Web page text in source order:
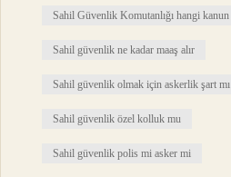
Sahil Güvenlik Komutanlığı hangi kanun
Sahil güvenlik ne kadar maaş alır
Sahil güvenlik olmak için askerlik şart mı
Sahil güvenlik özel kolluk mu
Sahil güvenlik polis mi asker mi